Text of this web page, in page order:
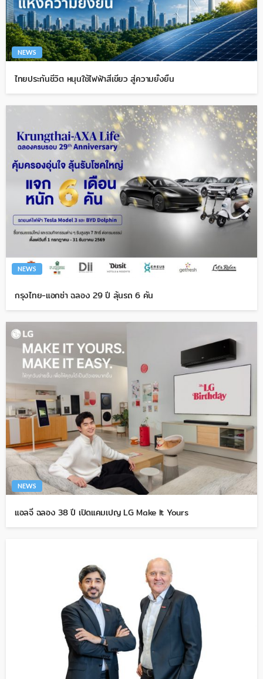
NEWS
ไทยประกันชีวิต หนุนใช้ไฟฟ้าสีเขียว สู่ความยั่งยืน
NEWS
กรุงไทย-แอกซ่า ฉลอง 29 ปี ลุ้นรถ 6 คัน
NEWS
แอลจี ฉลอง 38 ปี เปิดแคมเปญ LG Make It Yours